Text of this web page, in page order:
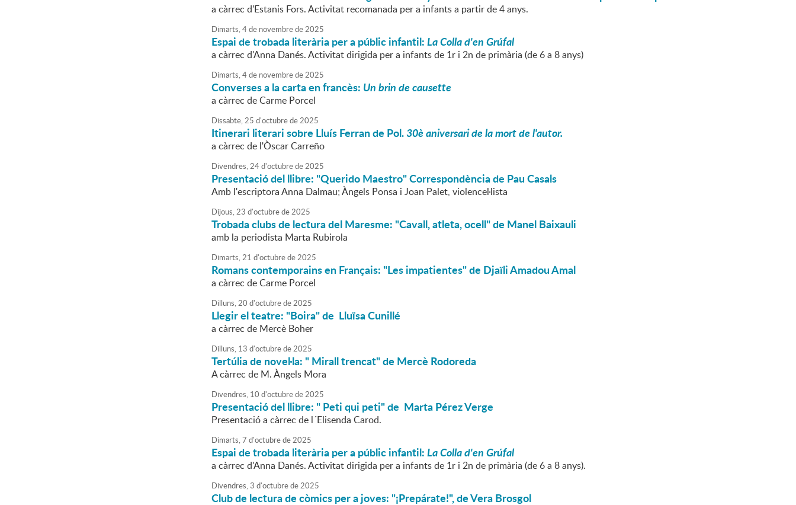
a càrrec d'Estanis Fors. Activitat recomanada per a infants a partir de 4 anys.
Dimarts,4de novembrede2025
Espai de trobada literària per a públic infantil:La Colla d'en Grúfal
a càrrec d'Anna Danés. Activitat dirigida per a infants de 1r i 2n de primària (de 6 a 8 anys)
Dimarts,4de novembrede2025
Converses a la carta en francès: Un brin de causette
a càrrec de Carme Porcel
Dissabte,25 d'octubrede2025
Itinerari literari sobre Lluís Ferran de Pol.30è aniversari de la mort de l'autor.
a càrrec de l'Òscar Carreño
Divendres,24d'octubrede2025
Presentació del llibre: "Querido Maestro" Correspondència de Pau Casals
Amb l'escriptora Anna Dalmau; Àngels Ponsa i Joan Palet, violencel·lista
Dijous,23 d'octubrede2025
Trobada clubs de lectura del Maresme: "Cavall, atleta, ocell" de Manel Baixauli
amb la periodista Marta Rubirola
Dimarts,21 d'octubrede2025
Romans contemporains en Français: "Les impatientes" de Djaïli Amadou Amal
a càrrec de Carme Porcel
Dilluns,20 d'octubrede2025
Llegir el teatre: "Boira" de Lluïsa Cunillé
a càrrec de Mercè Boher
Dilluns, 13 d'octubrede2025
Tertúlia de novel·la: " Mirall trencat" de Mercè Rodoreda
A càrrec de M. Àngels Mora
Divendres, 10 d'octubrede2025
Presentació del llibre: " Peti qui peti" de Marta Pérez Verge
Presentació a càrrec de l´Elisenda Carod.
Dimarts,7 d'octubrede2025
Espai de trobada literària per a públic infantil:La Colla d'en Grúfal
a càrrec d'Anna Danés. Activitat dirigida per a infants de 1r i 2n de primària (de 6 a 8 anys).
Divendres,3 d'octubrede2025
Club de lectura de còmics per a joves: "¡Prepárate!", de Vera Brosgol